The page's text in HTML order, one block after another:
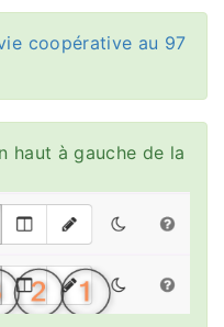
coopérative au 97
haut à gauche de la